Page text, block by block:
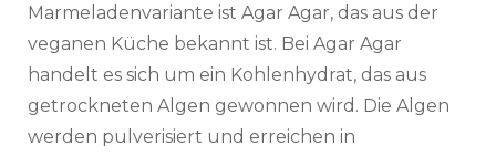
Marmeladenvariante ist Agar Agar, das aus der
veganen Küche bekannt ist. Bei Agar Agar
handelt es sich um ein Kohlenhydrat, das aus
getrockneten Algen gewonnen wird. Die Algen
werden pulverisiert und erreichen in